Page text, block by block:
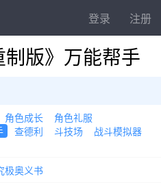
登录 注册
制版》万能帮手
角色成长
角色礼服
查德利 斗技场
战斗模拟器
极奥义书